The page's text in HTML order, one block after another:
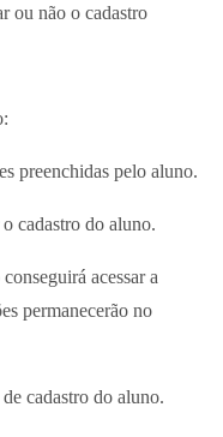
ou não o cadastro
preenchidas pelo aluno.
cadastro do aluno.
acessar a
permanecerão no
cadastro do aluno.